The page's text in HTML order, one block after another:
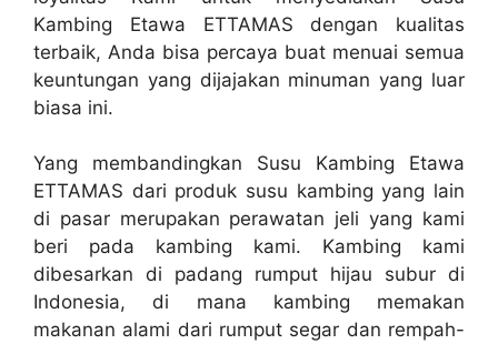
Kambing Etawa ETTAMAS dengan kualitas
terbaik, Anda bisa percaya buat menuai semua
keuntungan yang dijajakan minuman yang luar
biasa ini.
Yang membandingkan Susu Kambing Etawa
ETTAMAS dari produk susu kambing yang lain
di pasar merupakan perawatan jeli yang kami
beri pada kambing kami. Kambing kami
dibesarkan di padang rumput hijau subur di
Indonesia, di mana kambing memakan
makanan alami dari rumput segar dan rempah-